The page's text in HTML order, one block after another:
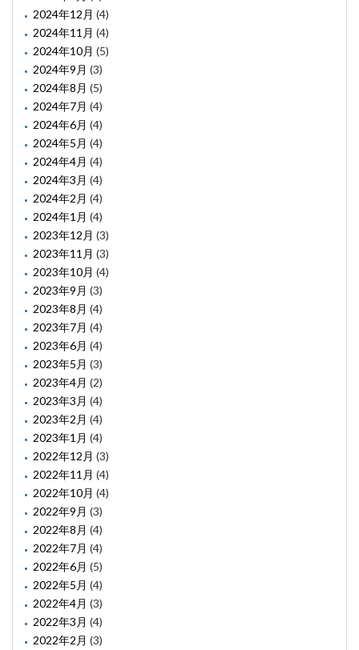
2024年12月 (4)
2024年11月 (4)
2024年10月 (5)
2024年9月 (3)
2024年8月 (5)
2024年7月 (4)
2024年6月 (4)
2024年5月 (4)
2024年4月 (4)
2024年3月 (4)
2024年2月 (4)
2024年1月 (4)
2023年12月 (3)
2023年11月 (3)
2023年10月 (4)
2023年9月 (3)
2023年8月 (4)
2023年7月 (4)
2023年6月 (4)
2023年5月 (3)
2023年4月 (2)
2023年3月 (4)
2023年2月 (4)
2023年1月 (4)
2022年12月 (3)
2022年11月 (4)
2022年10月 (4)
2022年9月 (3)
2022年8月 (4)
2022年7月 (4)
2022年6月 (5)
2022年5月 (4)
2022年4月 (3)
2022年3月 (4)
2022年2月 (3)